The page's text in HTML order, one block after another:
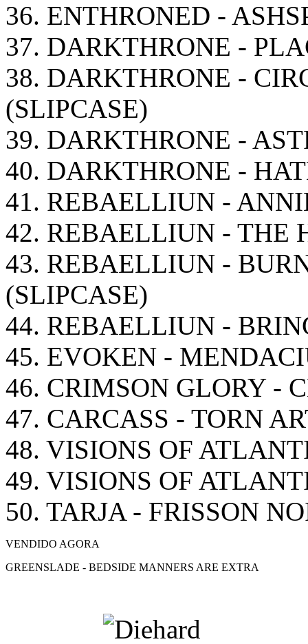
36. ENTHRONED -
37. DARKTHRONE -
38. DARKTHRONE -
(SLIPCASE)
39. DARKTHRONE -
40. DARKTHRONE -
41. REBAELLIUN -
42. REBAELLIUN - THE
43. REBAELLIUN -
(SLIPCASE)
44. REBAELLIUN -
45. EVOKEN -
46. CRIMSON GLORY -
47. CARCASS - TORN
48. VISIONS OF
49. VISIONS OF
50. TARJA - FRISSON
VENDIDO AGORA
GREENSLADE - BEDSIDE MANNERS ARE EXTRA